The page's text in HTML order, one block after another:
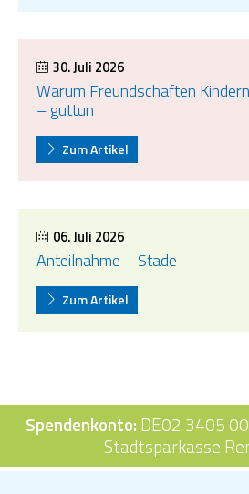
30. Juli 2026
Warum Freundschaften
– guttun
Zum Artikel
06. Juli 2026
Anteilnahme – Stade
Zum Artikel
Spendenkonto: DE02 3405
Stadtsparkasse